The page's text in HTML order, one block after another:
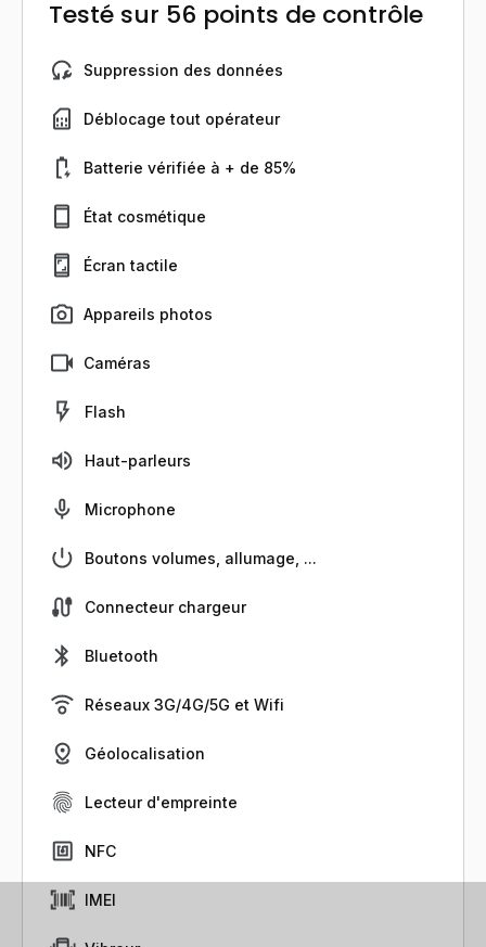
Testé sur 56 points de contrôle
Suppression des données
Déblocage tout opérateur
Batterie vérifiée à + de 85%
État cosmétique
Écran tactile
Appareils photos
Caméras
Flash
Haut-parleurs
Microphone
Boutons volumes, allumage, ...
Connecteur chargeur
Bluetooth
Réseaux 3G/4G/5G et Wifi
Géolocalisation
Lecteur d'empreinte
NFC
IMEI